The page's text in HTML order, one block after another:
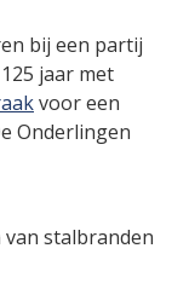
bij een partij
jaar met
voor een
Onderlingen
stalbranden